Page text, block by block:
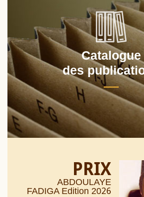
Catalogue
des
PRIX
ABDOULAYE
FADIGA Edition 2026